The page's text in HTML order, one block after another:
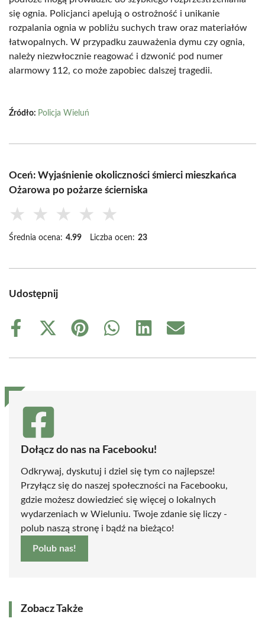
się ognia. Policjanci apelują o ostrożność i unikanie
rozpalania ognia w pobliżu suchych traw oraz materiałów
łatwopalnych. W przypadku zauważenia dymu czy ognia,
należy niezwłocznie reagować i dzwonić pod numer
alarmowy 112, co może zapobiec dalszej tragedii.
Źródło: Policja Wieluń
Oceń: Wyjaśnienie okoliczności śmierci mieszkańca
Ożarowa po pożarze ścierniska
★ ★ ★ ★ ★
Średnia ocena: 4.99 Liczba ocen: 23
Udostępnij
Share
Share
(Twitter)
Share
Share
Share
Share
Dołącz do nas na Facebooku!
Odkrywaj, dyskutuj i dziel się tym co najlepsze!
Przyłącz się do naszej społeczności na Facebooku,
gdzie możesz dowiedzieć się więcej o lokalnych
wydarzeniach w Wieluniu. Twoje zdanie się liczy -
polub naszą stronę i bądź na bieżąco!
Polub nas!
Zobacz Także